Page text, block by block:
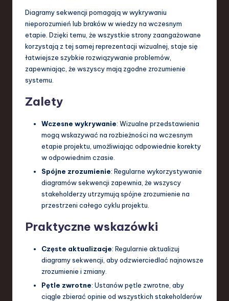
Diagramy sekwencji pomagają w wykrywaniu
nieporozumień lub braków w wiedzy na wczesnym
etapie. Dzięki temu, że wszystkie strony zaangażowane
korzystają z tej samej reprezentacji wizualnej, staje się
łatwiejsze szybkie rozwiązywanie problemów,
zapewniając, że wszyscy mają zgodne zrozumienie
systemu.
Zalety
Wczesne wykrywanie: Wizualne przedstawienia
mogą wskazywać na rozbieżności na wczesnym
etapie projektu, umożliwiając odpowiednie korekty
w odpowiednim czasie.
Spójne zrozumienie: Regularne wykorzystywanie
diagramów sekwencji zapewnia, że wszyscy
stakeholderzy utrzymują spójne zrozumienie na
przestrzeni całego cyklu projektu.
Praktyczne wskazówki
Częste aktualizacje: Regularnie aktualizuj
diagramy sekwencji, aby odzwierciedlać najnowsze
zrozumienie i zmiany.
Pętle zwrotne: Ustanów pętle zwrotne, aby
ciągle zbierać opinie od wszystkich stakeholderów